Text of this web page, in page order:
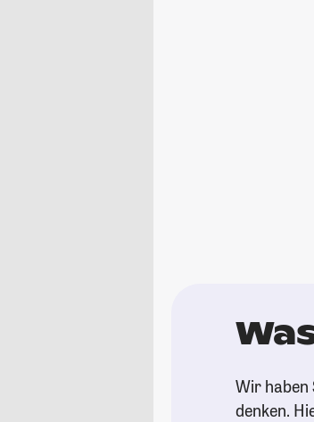
Wir haben
denken.